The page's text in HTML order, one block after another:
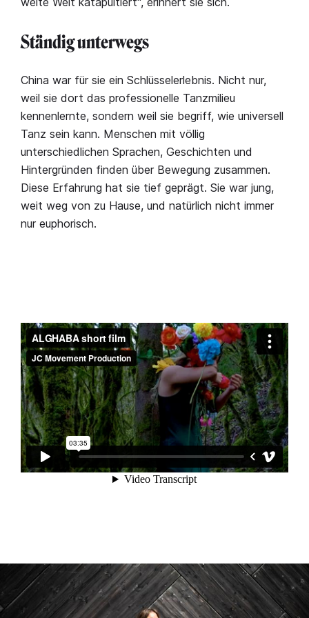
Ständig unterwegs
China war für sie ein Schlüsselerlebnis. Nicht nur,
weil sie dort das professionelle Tanzmilieu
kennenlernte, sondern weil sie begriff, wie universell
Tanz sein kann. Menschen mit völlig
unterschiedlichen Sprachen, Geschichten und
Hintergründen finden über Bewegung zusammen.
Diese Erfahrung hat sie tief geprägt. Sie war jung,
weit weg von zu Hause, und natürlich nicht immer
nur euphorisch.